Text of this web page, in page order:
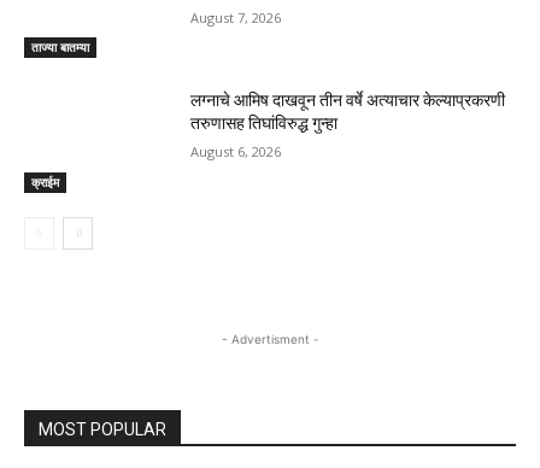
ताज्या बातम्या
August 7, 2026
क्राईम
लग्नाचे आमिष दाखवून तीन वर्षे अत्याचार केल्याप्रकरणी
तरुणासह तिघांविरुद्ध गुन्हा
August 6, 2026
- Advertisment -
MOST POPULAR